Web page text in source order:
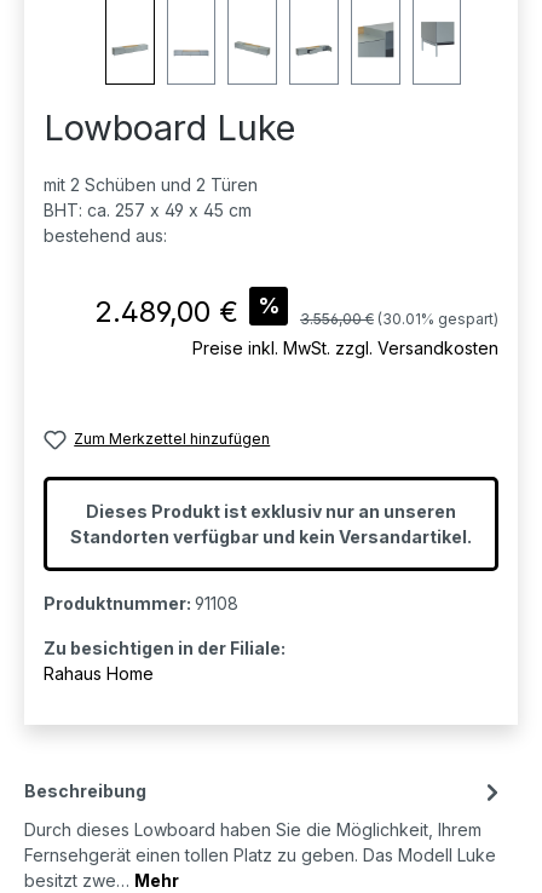
Lowboard Luke
mit 2 Schüben und 2 Türen
BHT: ca. 257 x 49 x 45 cm
bestehend aus:
Verkaufspreis:
2.489,00 € % Regulärer Preis:
3.556,00 € (30.01% gespart)
Preise inkl. MwSt. zzgl. Versandkosten
Zum Merkzettel hinzufügen
Dieses Produkt ist exklusiv nur an unseren
Standorten verfügbar und kein Versandartikel.
Produktnummer: 91108
Zu besichtigen in der Filiale:
Rahaus Home
Beschreibung
Durch dieses Lowboard haben Sie die Möglichkeit, Ihrem
Fernsehgerät einen tollen Platz zu geben. Das Modell Luke
besitzt zwe… Mehr